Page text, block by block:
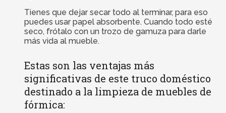
Tienes que dejar secar todo al terminar, para eso
puedes usar papel absorbente. Cuando todo esté
seco, frótalo con un trozo de gamuza para darle
más vida al mueble.
Estas son las ventajas más
significativas de este truco doméstico
destinado a la limpieza de muebles de
fórmica: